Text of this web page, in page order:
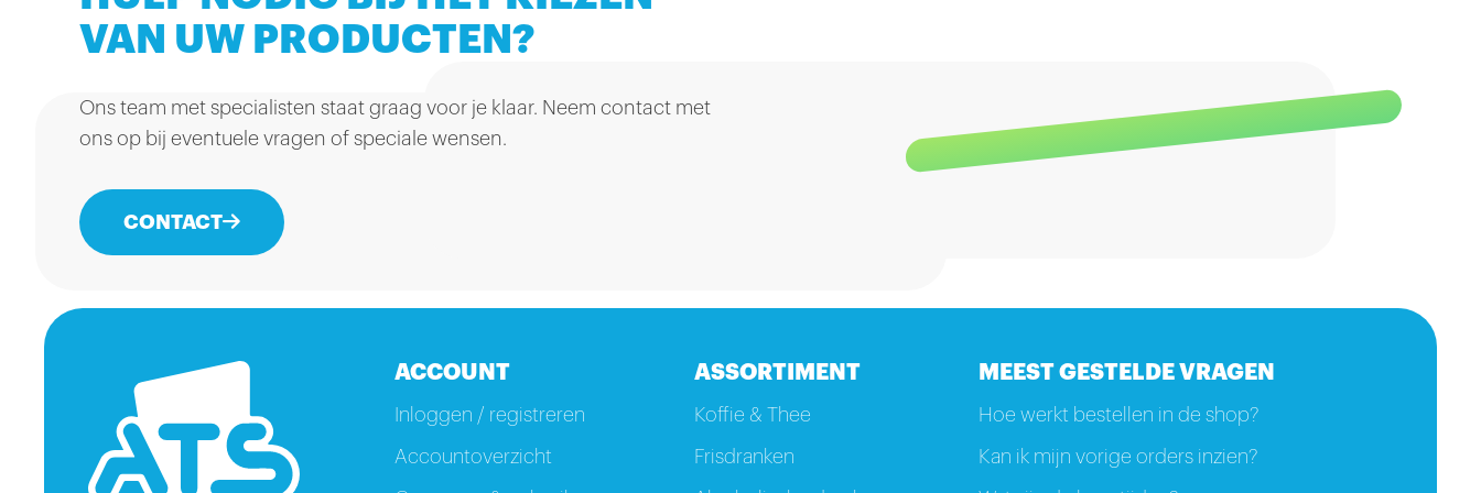
VAN UW PRODUCTEN?
Ons team met specialisten staat graag voor je klaar. Neem contact met
ons op bij eventuele vragen of speciale wensen.
CONTACT
ACCOUNT
Inloggen / registreren
Accountoverzicht
ASSORTIMENT
Koffie & Thee
Frisdranken
MEEST GESTELDE VRAGEN
Hoe werkt bestellen in de shop?
Kan ik mijn vorige orders inzien?